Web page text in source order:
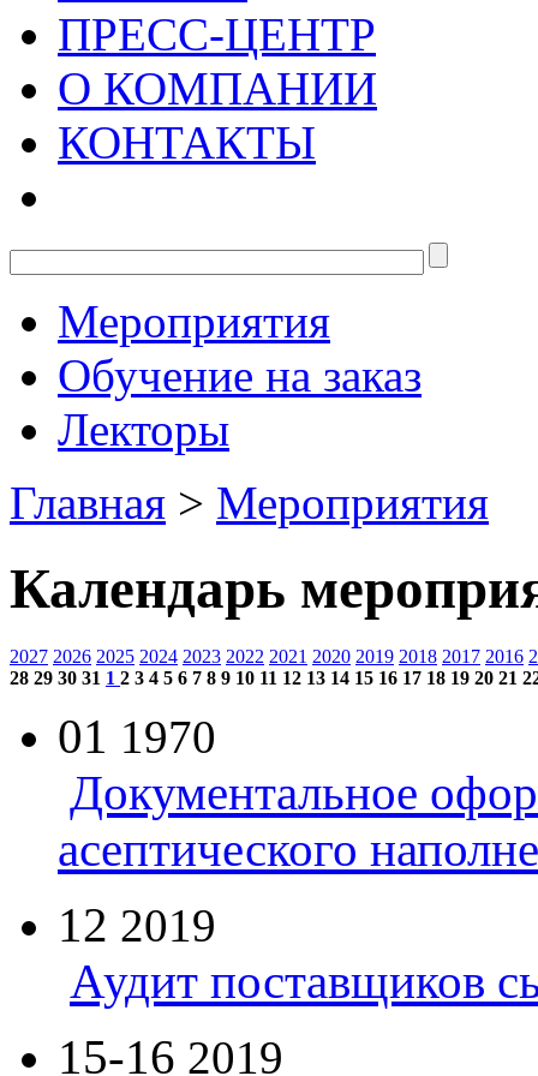
ПРЕСС-ЦЕНТР
О КОМПАНИИ
КОНТАКТЫ
Мероприятия
Обучение на заказ
Лекторы
Главная > Мероприятия
Календарь
2027 2026 2025 2024 2023 2022 2021 2020 2019 2018 2017 2016
28 29 30 31 1 2 3 4 5 6 7 8 9 10 11 12 13 14 15 16 17 18 19 20 21
01 1970
Документальное
асептического
12 2019
Аудит поставщиков
15-16 2019